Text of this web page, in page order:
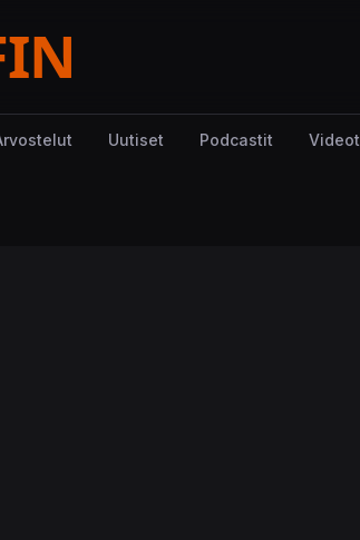
Uutiset Podcastit Videot